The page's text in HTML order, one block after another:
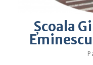
Şcoala